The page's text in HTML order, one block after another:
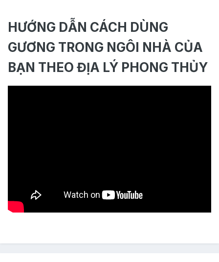
HƯỚNG DẪN CÁCH DÙNG
GƯƠNG TRONG NGÔI NHÀ CỦA
BẠN THEO ĐỊA LÝ PHONG THỦY